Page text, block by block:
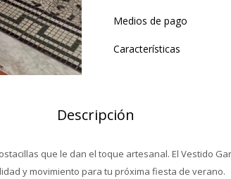
Medios de pago
Características
Descripción
que le dan el toque artesanal. El Vestido
y movimiento para tu próxima fiesta de verano.